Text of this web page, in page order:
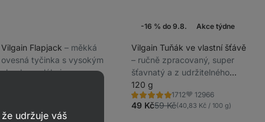
Vilgain Flapjack ⁠–⁠ měkká
ovesná tyčinka s vysokým
obsahem vlákniny
Hodnocení
4.6/5,
Oblíbené
39 Kč(65 Kč / 100 g)
-16 % do 9.8. Akce týdne
Vilgain Tuňák ve vlastní šťávě
⁠–⁠ ručně zpracovaný, super
šťavnatý a z udržitelného
rybolovu
120 g
1712
Hodnocení
4.8/5,
1712
Oblíbené
12966
49 Kč59 Kč(40,83 Kč / 100 g)
udržuje váš